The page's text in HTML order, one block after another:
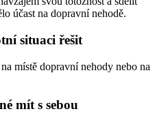
účast na dopravní nehodě.
situaci řešit
místě dopravní nehody nebo na
mít s sebou